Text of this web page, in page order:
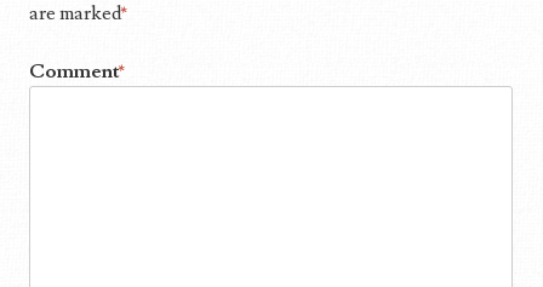
are marked*
Comment*